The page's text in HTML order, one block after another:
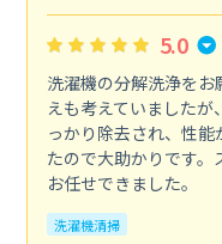
5.0
洗濯機の分解洗浄を
えも考えていました
っかり除去され、性
たので大助かりです。
お任せできました。
洗濯機清掃